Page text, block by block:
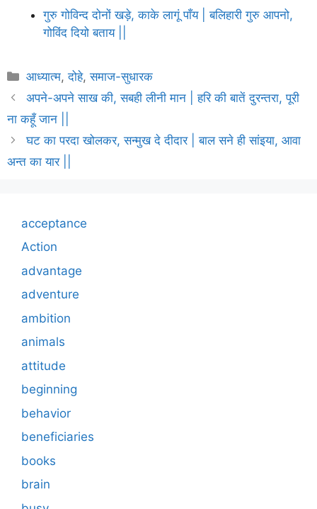
गुरु गोविन्द दोनों खड़े, काके लागूं पाँय | बलिहारी गुरु आपनो,
गोविंद दियो बताय ||
Categories
आध्यात्म,दोहे,समाज-सुधारक
अपने-अपने साख की, सबही लीनी मान | हरि की बातें दुरन्तरा, पूरी
ना कहूँ जान ||
घट का परदा खोलकर, सन्मुख दे दीदार | बाल सने ही सांइया, आवा
अन्त का यार ||
acceptance
Action
advantage
adventure
ambition
animals
attitude
beginning
behavior
beneficiaries
books
brain